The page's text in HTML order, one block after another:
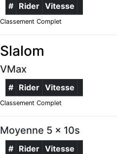
# Rider Vitesse
Classement Complet
Slalom
VMax
# Rider Vitesse
Classement Complet
Moyenne 5 x 10s
# Rider Vitesse